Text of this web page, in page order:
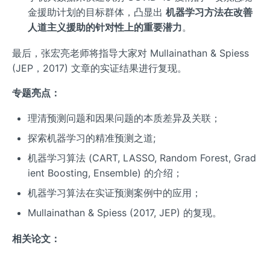
金援助计划的目标群体，凸显出 机器学习方法在改善
人道主义援助的针对性上的重要潜力。
最后，张宏亮老师将指导大家对 Mullainathan & Spiess
(JEP，2017) 文章的实证结果进行复现。
专题亮点：
理清预测问题和因果问题的本质差异及关联；
探索机器学习的精准预测之道;
机器学习算法 (CART, LASSO, Random Forest, Grad
ient Boosting, Ensemble) 的介绍；
机器学习算法在实证预测案例中的应用；
Mullainathan & Spiess (2017, JEP) 的复现。
相关论文：